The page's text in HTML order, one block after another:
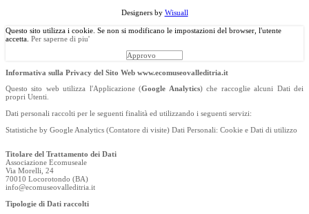
Designers by Wisuall
Questo sito utilizza i cookie. Se non si modificano le impostazioni del browser, l'utente
accetta. Per saperne di piu'
Approvo
Informativa sulla Privacy del Sito Web www.ecomuseovalleditria.it
Questo sito web utilizza l'Applicazione (Google Analytics) che raccoglie alcuni Dati dei
propri Utenti.
Dati personali raccolti per le seguenti finalità ed utilizzando i seguenti servizi:
Statistiche by Google Analytics (Contatore di visite) Dati Personali: Cookie e Dati di utilizzo
Titolare del Trattamento dei Dati
Associazione Ecomuseale
Via Morelli, 24
70010 Locorotondo (BA)
info@ecomuseovalleditria.it
Tipologie di Dati raccolti